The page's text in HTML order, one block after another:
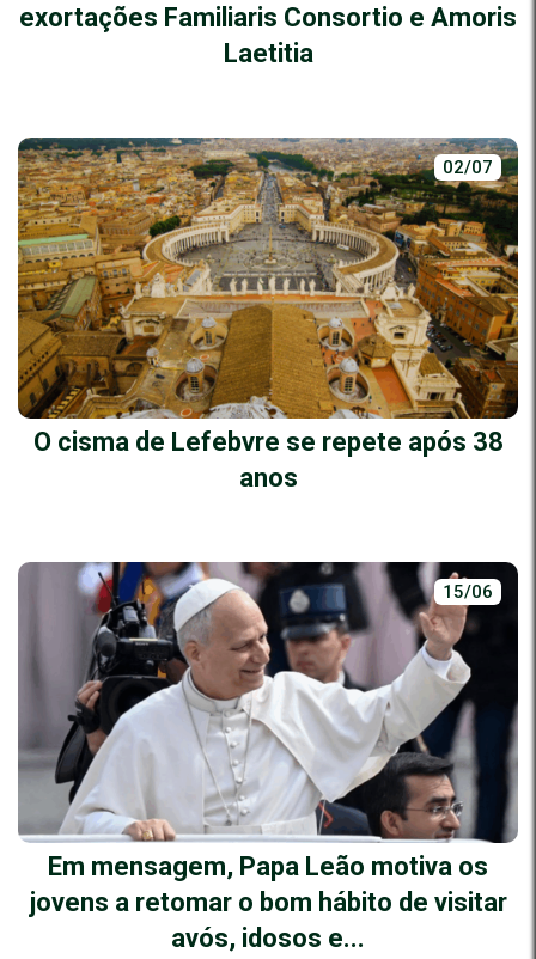
exortações Familiaris Consortio e Amoris
Laetitia
02/07
O cisma de Lefebvre se repete após 38
anos
15/06
Em mensagem, Papa Leão motiva os
jovens a retomar o bom hábito de visitar
avós, idosos e...